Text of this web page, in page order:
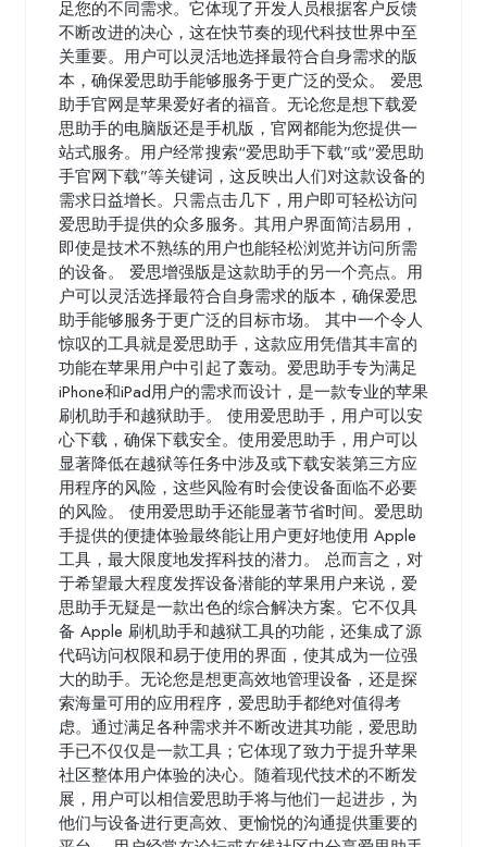
足您的不同需求。它体现了开发人员根据客户反馈
不断改进的决心，这在快节奏的现代科技世界中至
关重要。用户可以灵活地选择最符合自身需求的版
本，确保爱思助手能够服务于更广泛的受众。 爱思
助手官网是苹果爱好者的福音。无论您是想下载爱
思助手的电脑版还是手机版，官网都能为您提供一
站式服务。用户经常搜索“爱思助手下载”或“爱思助
手官网下载”等关键词，这反映出人们对这款设备的
需求日益增长。只需点击几下，用户即可轻松访问
爱思助手提供的众多服务。其用户界面简洁易用，
即使是技术不熟练的用户也能轻松浏览并访问所需
的设备。 爱思增强版是这款助手的另一个亮点。用
户可以灵活选择最符合自身需求的版本，确保爱思
助手能够服务于更广泛的目标市场。 其中一个令人
惊叹的工具就是爱思助手，这款应用凭借其丰富的
功能在苹果用户中引起了轰动。爱思助手专为满足
iPhone和iPad用户的需求而设计，是一款专业的苹果
刷机助手和越狱助手。 使用爱思助手，用户可以安
心下载，确保下载安全。使用爱思助手，用户可以
显著降低在越狱等任务中涉及或下载安装第三方应
用程序的风险，这些风险有时会使设备面临不必要
的风险。 使用爱思助手还能显著节省时间。爱思助
手提供的便捷体验最终能让用户更好地使用 Apple
工具，最大限度地发挥科技的潜力。 总而言之，对
于希望最大程度发挥设备潜能的苹果用户来说，爱
思助手无疑是一款出色的综合解决方案。它不仅具
备 Apple 刷机助手和越狱工具的功能，还集成了源
代码访问权限和易于使用的界面，使其成为一位强
大的助手。无论您是想更高效地管理设备，还是探
索海量可用的应用程序，爱思助手都绝对值得考
虑。通过满足各种需求并不断改进其功能，爱思助
手已不仅仅是一款工具；它体现了致力于提升苹果
社区整体用户体验的决心。随着现代技术的不断发
展，用户可以相信爱思助手将与他们一起进步，为
他们与设备进行更高效、更愉悦的沟通提供重要的